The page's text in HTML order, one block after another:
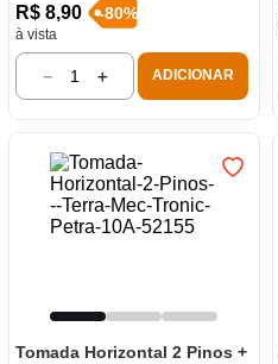
R$ 8,90
à vista
-80%
＋
－ ADICIONAR
Tomada Horizontal 2 Pinos +